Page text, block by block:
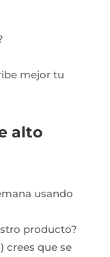
mejor tu
alto
usando
producto?
crees que se